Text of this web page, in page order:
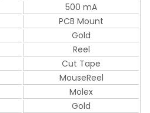
500 mA
PCB Mount
Gold
Reel
Cut Tape
MouseReel
Molex
Gold